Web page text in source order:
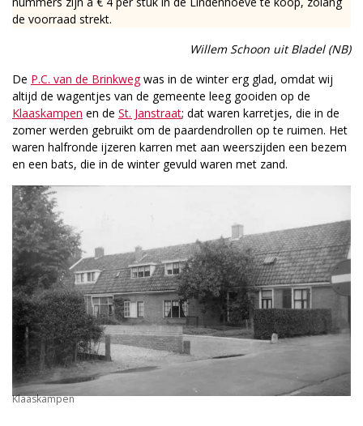
de voorraad strekt.
Willem Schoon uit Bladel (NB)
De P.C. van de Brinkwegwas in de winter erg glad, omdat wij
altijd de wagentjes van de gemeente leeg gooiden op de
Klaaskampen en de St. Janstraat; dat waren karretjes, die in de
zomer werden gebruikt om de paardendrollen op te ruimen. Het
waren halfronde ijzeren karren met aan weerszijden een bezem
en een bats, die in de winter gevuld waren met zand.
Klaaskampen